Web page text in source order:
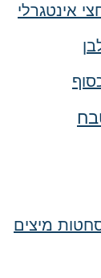
אינטגרלי
מיצים